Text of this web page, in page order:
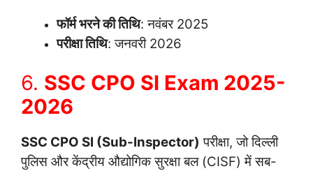
फॉर्म भरने की तिथि: नवंबर 2025
परीक्षा तिथि: जनवरी 2026
6. SSC CPO SI Exam 2025-
2026
SSC CPO SI (Sub-Inspector) परीक्षा, जो दिल्ली
पुलिस और केंद्रीय औद्योगिक सुरक्षा बल (CISF) में सब-